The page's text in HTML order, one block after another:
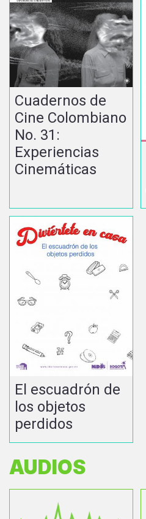
Cuadernos de
Cine Colombiano
No. 31:
Experiencias
Cinemáticas
El escuadrón de
los objetos
perdidos
AUDIOS